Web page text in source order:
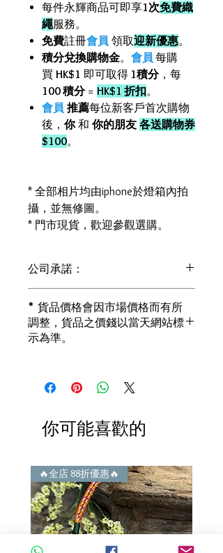
每件永輝商品可即享1次免費織
繩服務。
免費註冊會員 領取迎新優惠。
積分兌換購物金。 會員 每購
買 HK$1 即可取得 1積分，每
100 積分= HK$1 折扣。
會員 推薦每位新客戶首次購物
後， 你和 你的朋友 各送購物券
$100。
* 全部相片均由iphone於燈箱內拍
攝，並無修圖。
* 門市現貨，歡迎參觀選購。
公司承諾：
冇加色！冇化妝！
i) 所有已鑲玉器珠寶丶玉鐲丶擺件皆 奉
送 [香港翡翠鑑証書]
i) 成色足。冇鍍金！冇包金！冇假金！
3) 顧客所花費一分一毫全部都是珠寶本
i) 無佣金！無租金！無買手費！真真正
正行內批發價。
謝絕紙上談兵。
* 貨品價格會因市場價格而有所
調整，貨品之價錢以當天網站標
示為準。
你可能喜歡的
🔥全店 88折優惠🔥